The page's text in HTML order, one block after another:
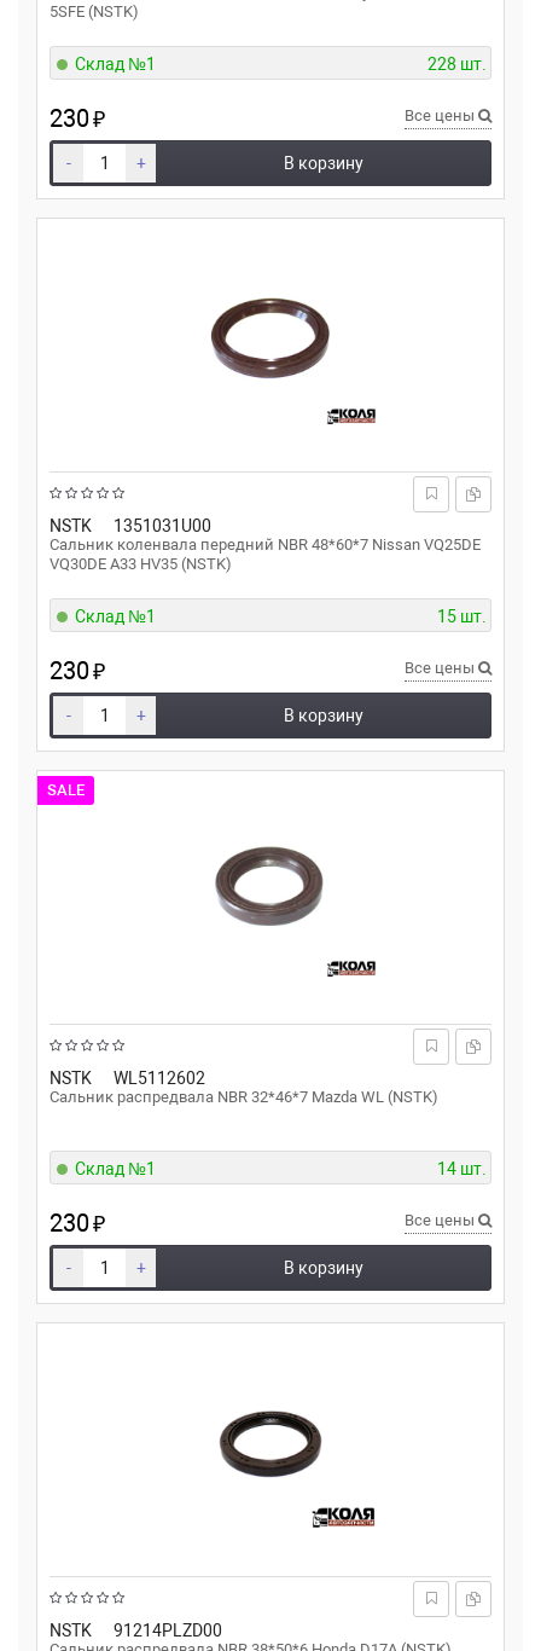
5SFE (NSTK)
Склад №1 228 шт.
230₽ Все цены
- + В корзину
NSTK 1351031U00
Сальник коленвала передний NBR 48*60*7 Nissan VQ25DE
VQ30DE A33 HV35 (NSTK)
Склад №1 15 шт.
230₽ Все цены
- + В корзину
NSTK WL5112602
Сальник распредвала NBR 32*46*7 Mazda WL (NSTK)
SALE
Склад №1 14 шт.
230₽ Все цены
- + В корзину
NSTK 91214PLZD00